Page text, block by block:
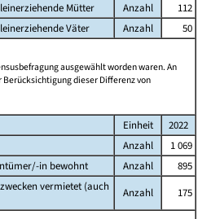
Mütter
Anzahl
112
Väter
Anzahl
50
ausgewählt worden waren. An
dieser Differenz von
Einheit
2022
Anzahl
1 069
in bewohnt Anzahl
895
vermietet (auch
Anzahl
175